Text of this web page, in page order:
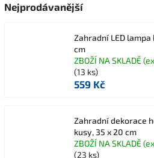
Nejprodávanější
Zahradní LED
cm
ZBOŽÍ NA SKLADĚ
(13 ks)
559 Kč
Zahradní dekorace
kusy, 35 x 20 cm
ZBOŽÍ NA SKLADĚ
(23 ks)